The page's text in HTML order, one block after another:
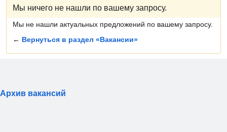
Мы ничего не нашли по вашему запросу.
Мы не нашли актуальных предложений по вашему запросу.
← Вернуться в раздел «Вакансии»
Архив вакансий